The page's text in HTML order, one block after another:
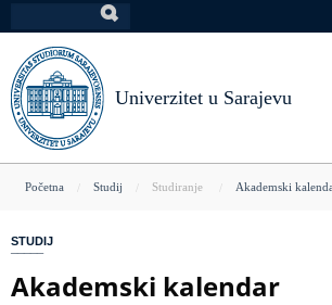
na
glavni
sadržaj
Univerzitet u Sarajevu
You
here
Početna Studij Studiranje Akademski
STUDIJ
Akademski kalendar